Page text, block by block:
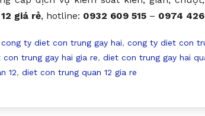
giá rẻ, hotline: 0932 609 515 – 0974
cong ty diet con trung gay hai, cong ty diet con
con trung gay hai gia re, diet con trung gay hai
12, diet con trung quan 12 gia re